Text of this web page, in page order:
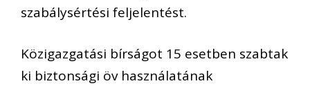
szabálysértési feljelentést.
Közigazgatási bírságot 15 esetben szabtak
ki biztonsági öv használatának